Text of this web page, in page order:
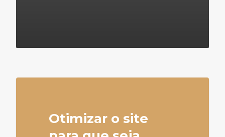
Otimizar o site